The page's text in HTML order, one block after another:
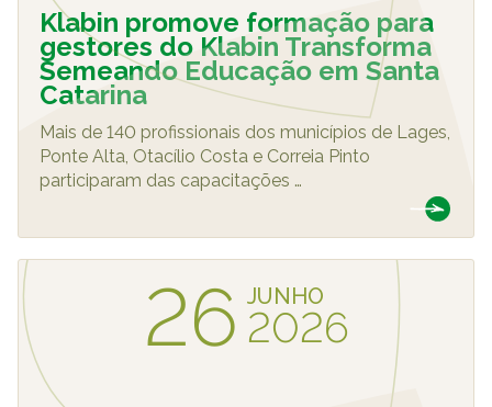
Klabin promove formação para
gestores do Klabin Transforma
Semeando Educação em Santa
Catarina
Mais de 140 profissionais dos municípios de Lages,
Ponte Alta, Otacílio Costa e Correia Pinto
participaram das capacitações …
26 JUNHO
2026